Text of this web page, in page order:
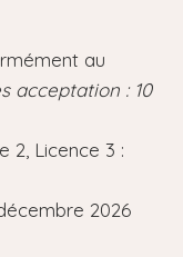
au
acceptation : 10
2, Licence 3 :
2026